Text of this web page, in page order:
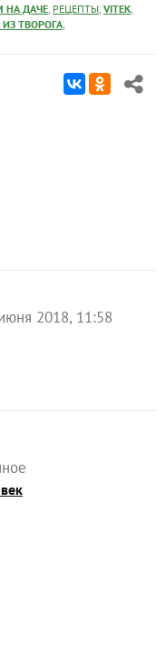
НА ДАЧЕ, РЕЦЕПТЫ, VITEK,
ТВОРОГА,
2018, 11:58